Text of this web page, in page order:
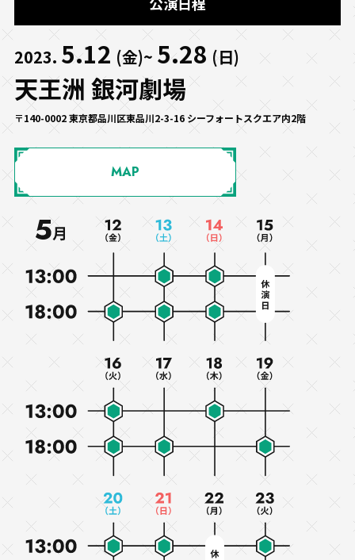
公演日程
2023. 5.12 (金)~ 5.28 (日)
天王洲 銀河劇場
〒140-0002 東京都品川区東品川2-3-16 シーフォートスクエア内2階
MAP